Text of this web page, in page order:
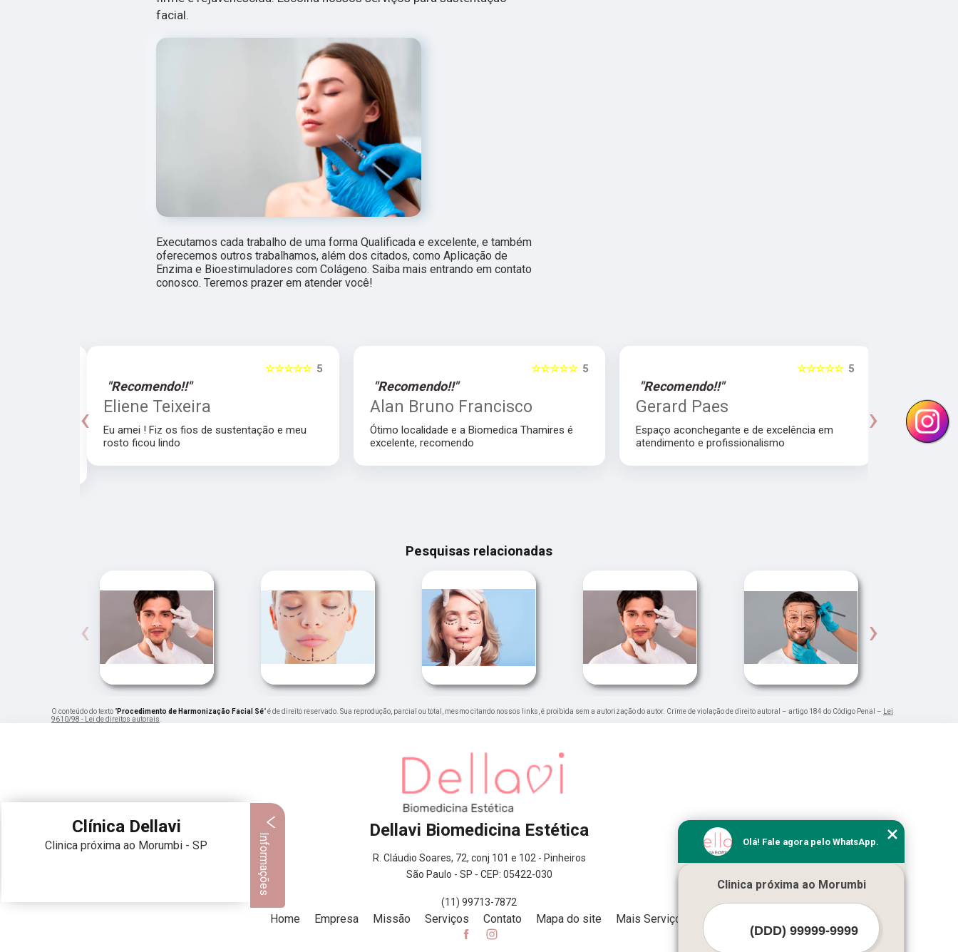
facial.
Executamos cada trabalho de uma forma Qualificada e excelente, e também
oferecemos outros trabalhamos, além dos citados, como Aplicação de
Enzima e Bioestimuladores com Colágeno. Saiba mais entrando em contato
conosco. Teremos prazer em atender você!
5
☆☆☆☆☆
"Recomendo!!"
Eliene Teixeira
Eu amei ! Fiz os fios de sustentação e meu
rosto ficou lindo
5
☆☆☆☆☆
"Recomendo!!"
Alan Bruno Francisco
Ótimo localidade e a Biomedica Thamires é
excelente, recomendo
5
☆☆☆☆☆
"Recomendo!!"
Gerard Paes
Espaço aconchegante e de excelência em
atendimento e profissionalismo
Maria
‹ ›
Pesquisas relacionadas
‹ ›
O conteúdo do texto "Procedimento de Harmonização Facial Sé" é de direito reservado. Sua reprodução, parcial ou total, mesmo citando nossos links, é proibida sem a autorização do autor. Crime de violação de direito autoral – artigo 184 do Código Penal – Lei
9610/98 - Lei de direitos autorais.
Dellavi Biomedicina Estética
R. Cláudio Soares, 72, conj 101 e 102 - Pinheiros
São Paulo - SP - CEP: 05422-030
(11) 99713-7872
Home Empresa Missão Serviços Contato Mapa do site Mais Serviços
Olá! Fale agora pelo WhatsApp.
Clinica próxima ao Morumbi
Clínica Dellavi
Clinica próxima ao Morumbi - SP Informações